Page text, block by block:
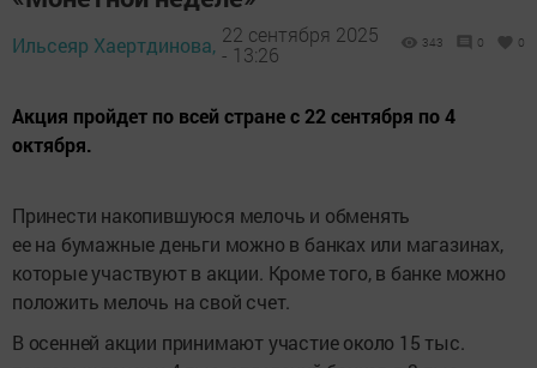
Ильсеяр Хаертдинова, 22 сентября 2025
- 13:26
343 0 0
Акция пройдет по всей стране с 22 сентября по 4
октября.
Принести накопившуюся мелочь и обменять
ее на бумажные деньги можно в банках или магазинах,
которые участвуют в акции. Кроме того, в банке можно
положить мелочь на свой счет.
В осенней акции принимают участие около 15 тыс.